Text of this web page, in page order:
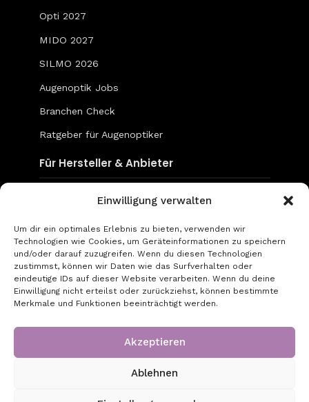
Einwilligung verwalten
Um dir ein optimales Erlebnis zu bieten, verwenden wir
Technologien wie Cookies, um Geräteinformationen zu speichern
und/oder darauf zuzugreifen. Wenn du diesen Technologien
zustimmst, können wir Daten wie das Surfverhalten oder
eindeutige IDs auf dieser Website verarbeiten. Wenn du deine
Einwilligung nicht erteilst oder zurückziehst, können bestimmte
Merkmale und Funktionen beeinträchtigt werden.
Akzeptieren
Ablehnen
Opti 2027
MIDO 2027
SILMO 2026
Augenoptik Jobs
Branchen Check
Ratgeber für Augenoptiker
Für Hersteller & Anbieter
Content & Social Media
go-to-optic.de
Über uns
Kontakt
Datenschutz